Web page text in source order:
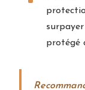
protégé